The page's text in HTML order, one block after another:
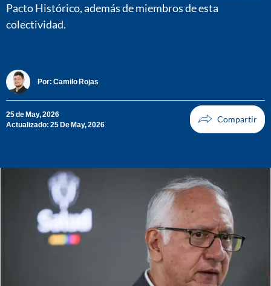
Pacto Histórico, además de miembros de esta
colectividad.
Por: Camilo Rojas
25 de May, 2026
Actualizado: 25 De May, 2026